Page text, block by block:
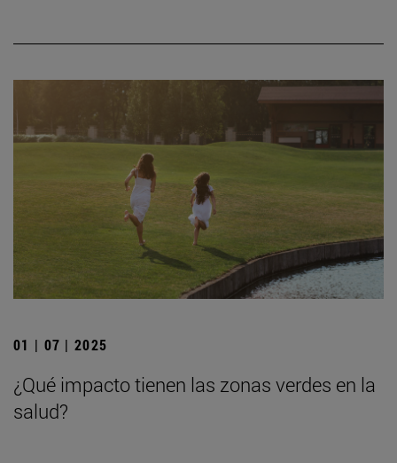
01 | 07 | 2025
¿Qué impacto tienen las zonas verdes en la
salud?